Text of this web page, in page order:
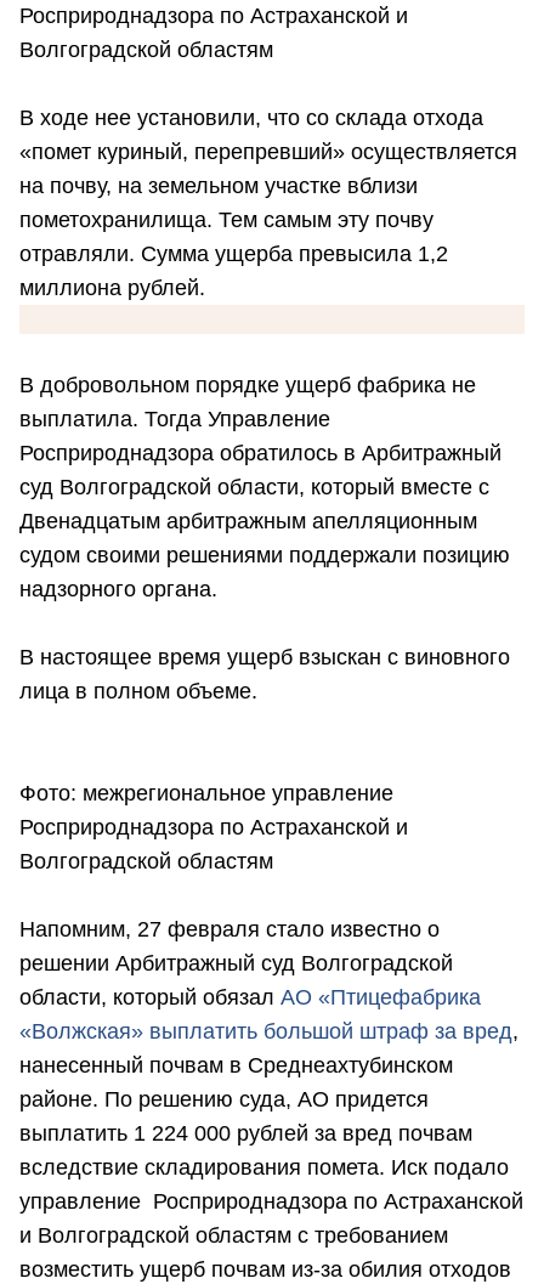
Росприроднадзора по Астраханской и
Волгоградской областям
В ходе нее установили, что со склада отхода
«помет куриный, перепревший» осуществляется
на почву, на земельном участке вблизи
пометохранилища. Тем самым эту почву
отравляли. Сумма ущерба превысила 1,2
миллиона рублей.
В добровольном порядке ущерб фабрика не
выплатила. Тогда Управление
Росприроднадзора обратилось в Арбитражный
суд Волгоградской области, который вместе с
Двенадцатым арбитражным апелляционным
судом своими решениями поддержали позицию
надзорного органа.
В настоящее время ущерб взыскан с виновного
лица в полном объеме.
Фото: межрегиональное управление
Росприроднадзора по Астраханской и
Волгоградской областям
Напомним, 27 февраля стало известно о
решении Арбитражный суд Волгоградской
области, который обязал АО «Птицефабрика
«Волжская» выплатить большой штраф за вред,
нанесенный почвам в Среднеахтубинском
районе. По решению суда, АО придется
выплатить 1 224 000 рублей за вред почвам
вследствие складирования помета. Иск подало
управление Росприроднадзора по Астраханской
и Волгоградской областям с требованием
возместить ущерб почвам из-за обилия отходов